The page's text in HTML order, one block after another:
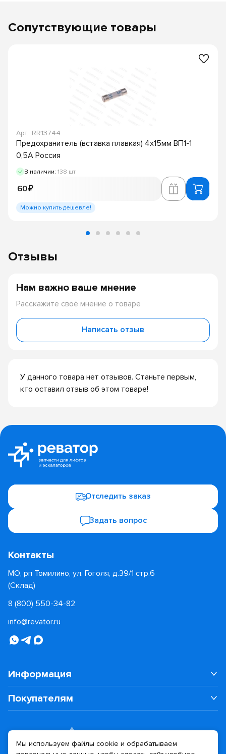
Сопутствующие товары
Арт.: RR13744
Предохранитель (вставка плавкая) 4х15мм ВП1-1
0,5А Россия
В наличии: 138 шт
60 ₽
Можно купить дешевле!
Отзывы
У данного товара нет отзывов. Станьте первым,
кто оставил отзыв об этом товаре!
Нам важно ваше мнение
Расскажите своё мнение о товаре
Написать отзыв
Отследить заказ
Задать вопрос
Контакты
МО, рп Томилино, ул. Гоголя, д.39/1 стр.6
(Склад)
8 (800) 550-34-82
info@revator.ru
Информация
Покупателям
Мы используем файлы cookie и обрабатываем